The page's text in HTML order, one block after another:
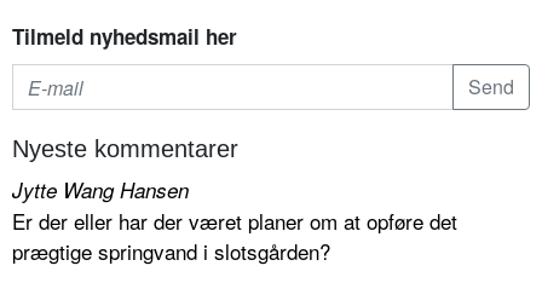
Tilmeld nyhedsmail her
Nyeste kommentarer
Jytte Wang Hansen
Er der eller har der været planer om at opføre det
prægtige springvand i slotsgården?